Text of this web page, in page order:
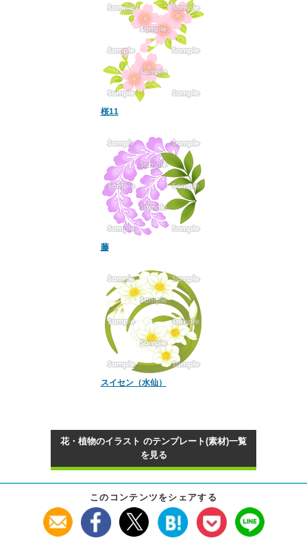
桜11
藤
スイセン（水仙）
花・植物のイラスト のテンプレート(素材)一覧
を見る
このコンテンツをシェアする